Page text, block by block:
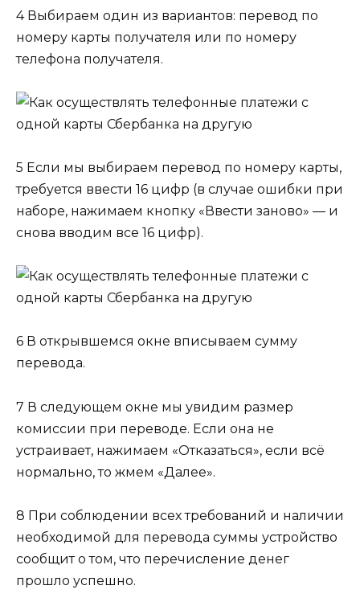
4 Выбираем один из вариантов: перевод по
номеру карты получателя или по номеру
телефона получателя.
5 Если мы выбираем перевод по номеру карты,
требуется ввести 16 цифр (в случае ошибки при
наборе, нажимаем кнопку «Ввести заново» — и
снова вводим все 16 цифр).
6 В открывшемся окне вписываем сумму
перевода.
7 В следующем окне мы увидим размер
комиссии при переводе. Если она не
устраивает, нажимаем «Отказаться», если всё
нормально, то жмем «Далее».
8 При соблюдении всех требований и наличии
необходимой для перевода суммы устройство
сообщит о том, что перечисление денег
прошло успешно.